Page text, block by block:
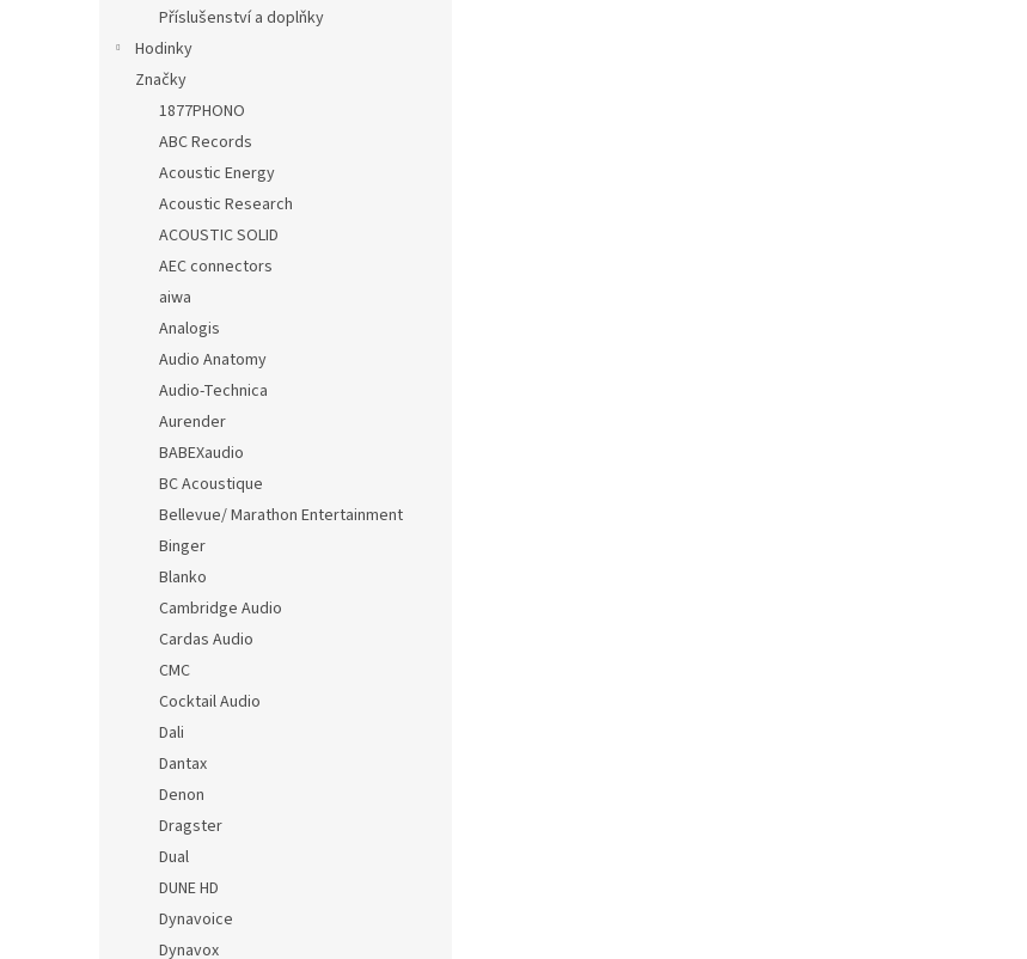
Příslušenství a doplňky
Hodinky
Značky
1877PHONO
ABC Records
Acoustic Energy
Acoustic Research
ACOUSTIC SOLID
AEC connectors
aiwa
Analogis
Audio Anatomy
Audio-Technica
Aurender
BABEXaudio
BC Acoustique
Bellevue/ Marathon Entertainment
Binger
Blanko
Cambridge Audio
Cardas Audio
CMC
Cocktail Audio
Dali
Dantax
Denon
Dragster
Dual
DUNE HD
Dynavoice
Dynavox